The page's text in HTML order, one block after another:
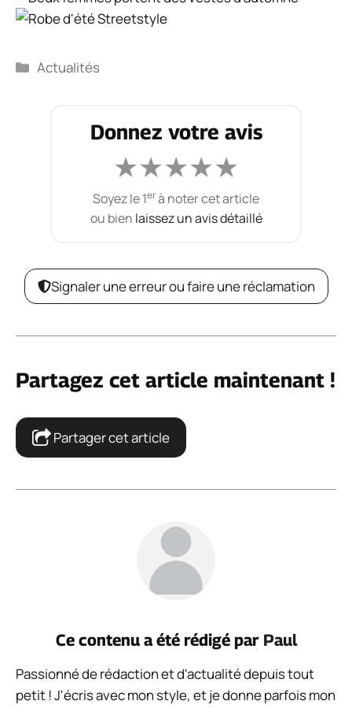
Catégories
Actualités
Donnez votre avis
★★★★★
Soyez le 1erà noter cet article
ou bien laissez un avis détaillé
Signaler une erreur ou faire une réclamation
Partagez cet article maintenant !
Partager cet article
Ce contenu a été rédigé par Paul
Passionné de rédaction et d'actualité depuis tout
petit ! J'écris avec mon style, et je donne parfois mon